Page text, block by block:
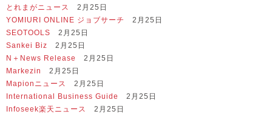
とれまがニュース
2月25日
YOMIURI ONLINE ジョブサーチ
2月25日
SEOTOOLS 2月25日
Sankei Biz 2月25日
N＋News Release
2月25日
Markezin
2月25日
Mapionニュース
2月25日
International Business Guide
2月25日
Infoseek楽天ニュース
2月25日